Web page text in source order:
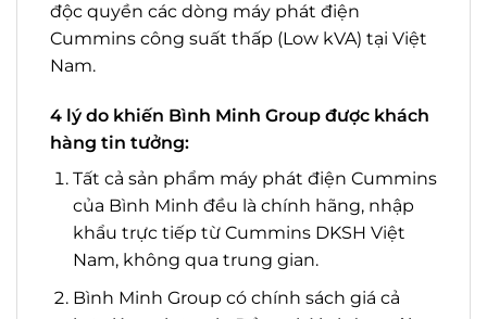
độc quyền các dòng máy phát điện
Cummins công suất thấp (Low kVA) tại Việt
Nam.
4 lý do khiến Bình Minh Group được khách
hàng tin tưởng:
Tất cả sản phẩm máy phát điện Cummins
của Bình Minh đều là chính hãng, nhập
khẩu trực tiếp từ Cummins DKSH Việt
Nam, không qua trung gian.
Bình Minh Group có chính sách giá cả